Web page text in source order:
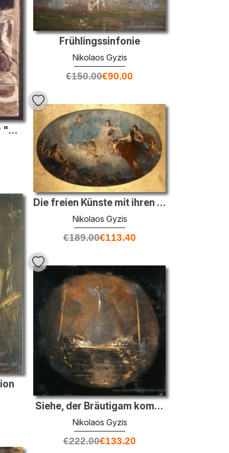
Der Erzengel, Studie für "Die Erdung des Glaubens"
Frühlingssinfonie
Nikolaos Gyzis
€150.00€90.00
Die freien Künste mit ihren Geistern
Nikolaos Gyzis
€189.00€113.40
Siehe, der Bräutigam kommt Celestial ΙΙ (Studie)
Nikolaos Gyzis
€222.00€133.20